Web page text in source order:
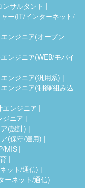
サルタント
ー(IT/インターネット/
ンジニア(オープン
ンジニア(WEB/モバイ
ンジニア(汎用系)
ンジニア(制御/組み込
エンジニア
ジニア
(設計)
(保守/運用)
MIS
ット/通信)
ーネット/通信)